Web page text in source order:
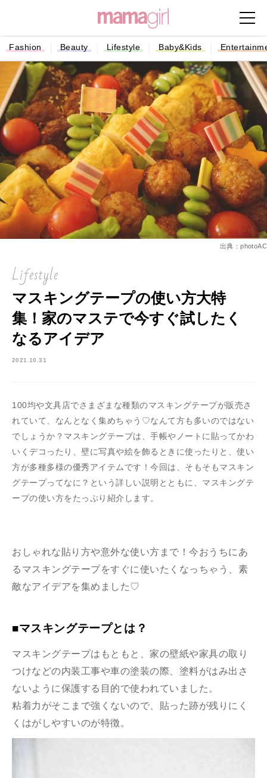
Fashion Beauty Lifestyle Baby&Kids
出典：photoAC
Lifestyle
マスキングテープの使い方大特
集！家のマステで今すぐ試したく
なるアイデア
2021.10.31
100均や文具店でさまざまな種類のマスキングテープが販売さ
れていて、なんとなく集めちゃう♡なんて方も多いのではない
でしょうか？マスキングテープは、手帳やノートに貼ってかわ
いくデコったり、壁に写真や絵を飾るときに使ったりと、使い
方が多種多様の優秀アイテムです！今回は、そもそもマスキン
グテープってなに？という詳しい説明とともに、マスキングテ
ープの使い方をたっぷり紹介します。
おしゃれな貼り方や意外な使い方まで！今おうちにあ
るマスキングテープをすぐに使いたくなっちゃう、素
敵なアイデアを集めました♡
■マスキングテープとは？
マスキングテープはもともと、家の壁紙や家具の取り
つけなどの内装工事や車の塗装の際、塗料がはみ出さ
ないように保護する目的で使われていました。
粘着力がそこまで強くないので、貼った跡が残りにく
くはがしやすいのが特徴。